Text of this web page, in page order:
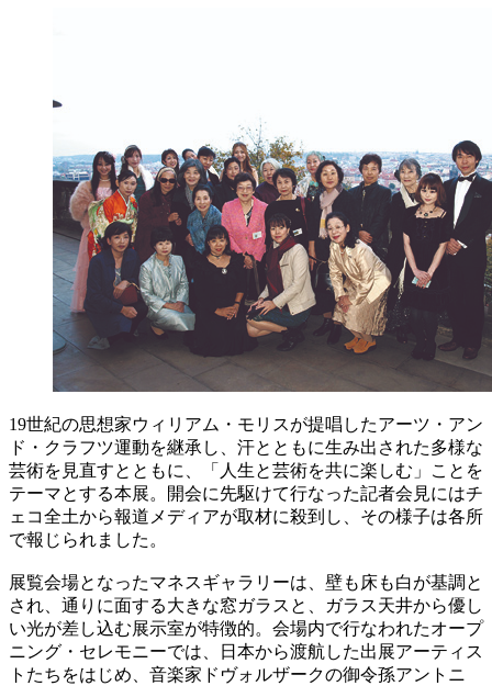
19世紀の思想家ウィリアム・モリスが提唱したアーツ・アン
ド・クラフツ運動を継承し、汗とともに生み出された多様な
芸術を見直すとともに、「人生と芸術を共に楽しむ」ことを
テーマとする本展。開会に先駆けて行なった記者会見にはチ
ェコ全土から報道メディアが取材に殺到し、その様子は各所
で報じられました。
展覧会場となったマネスギャラリーは、壁も床も白が基調と
され、通りに面する大きな窓ガラスと、ガラス天井から優し
い光が差し込む展示室が特徴的。会場内で行なわれたオープ
ニング・セレモニーでは、日本から渡航した出展アーティス
トたちをはじめ、音楽家ドヴォルザークの御令孫アントニ